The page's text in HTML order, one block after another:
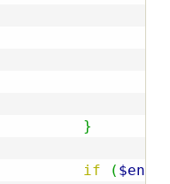
}
if (